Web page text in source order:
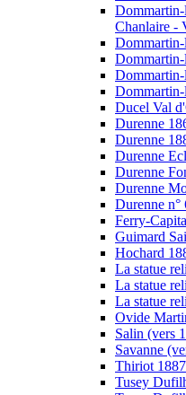
Chanlaire -
Ducel Val
Durenne
Durenne
Durenne
Durenne
Durenne
Durenne n°
Ferry-
Guimard
Hochard
La statue
La statue
La statue
Ovide
Salin (vers
Savanne
Thiriot 1887
Tusey